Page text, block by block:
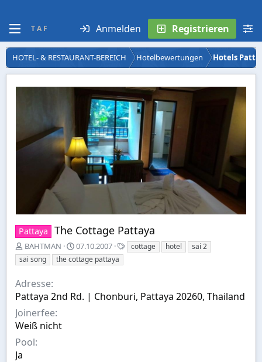
T A F Anmelden Registrieren
HOTEL- & RESTAURANT-BEREICH Hotelbewertungen Hotels
Pattaya The Cottage Pattaya
E
r
s
e
l
l
e
r
BAHTMAN
E
r
s
l
07.10.2007
S
t
w
cottage hotel
sai 2
sai song
the cottage pattaya
Adresse
Pattaya 2nd Rd. | Chonburi, Pattaya 20260, Thailand
Joinerfee
Weiß nicht
Pool
Ja